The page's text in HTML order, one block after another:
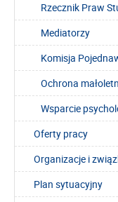
Rzecznik Praw
Mediatorzy
Komisja
Ochrona
Wsparcie
Oferty pracy
Organizacje i
Plan sytuacyjny